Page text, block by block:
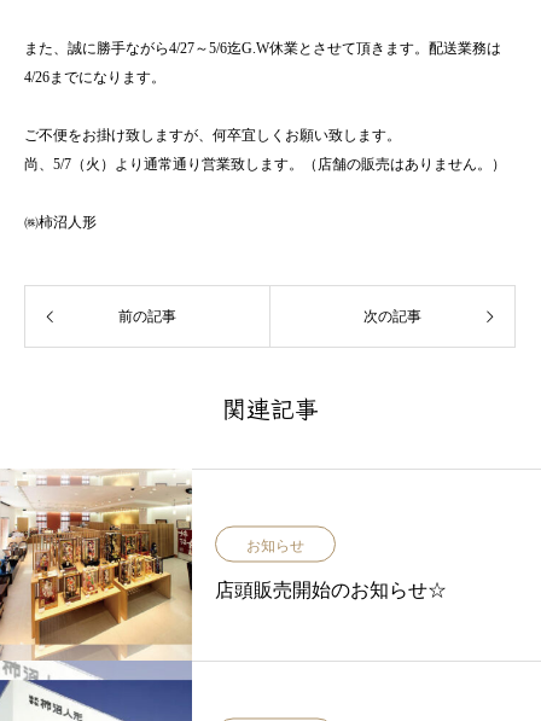
また、誠に勝手ながら4/27～5/6迄G.W休業とさせて頂きます。配送業務は
4/26までになります。
ご不便をお掛け致しますが、何卒宜しくお願い致します。
尚、5/7（火）より通常通り営業致します。（店舗の販売はありません。）
㈱柿沼人形
前の記事 次の記事
関連記事
お知らせ
店頭販売開始のお知らせ☆